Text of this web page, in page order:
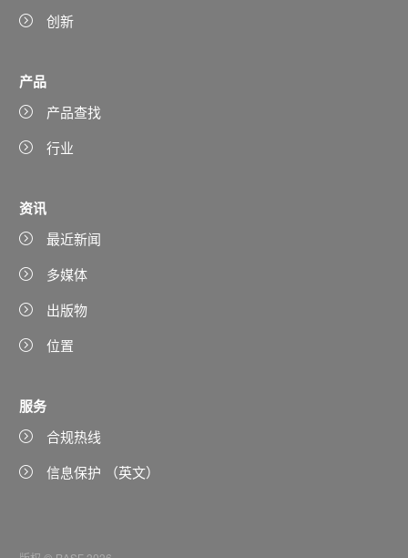
创新
产品
产品查找
行业
资讯
最近新闻
多媒体
出版物
位置
服务
合规热线
信息保护 （英文）